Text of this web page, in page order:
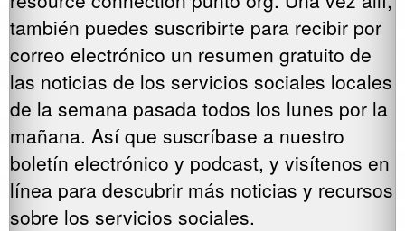
también puedes suscribirte para recibir por
correo electrónico un resumen gratuito de
las noticias de los servicios sociales locales
de la semana pasada todos los lunes por la
mañana. Así que suscríbase a nuestro
boletín electrónico y podcast, y visítenos en
línea para descubrir más noticias y recursos
sobre los servicios sociales.